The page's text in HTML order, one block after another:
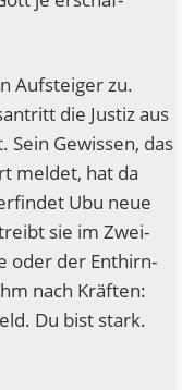
Auf­stei­ger zu.
die Jus­tiz aus
Gewis­sen, das
mel­det, hat da
Ubu neue
sie im Zwei­
oder der Enthir­n­
nach Kräf­ten:
Du bist stark.